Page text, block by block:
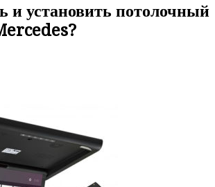
и установить потолочный